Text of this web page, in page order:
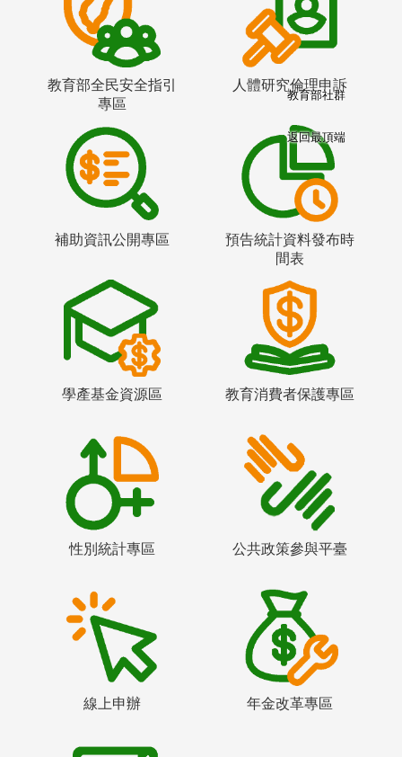
教育部全民安全指引
專區
人體研究倫理申訴
補助資訊公開專區
預告統計資料發布時
間表
學產基金資源區 教育消費者保護專區
性別統計專區 公共政策參與平臺
線上申辦 年金改革專區
教育部社群
返回最頂端